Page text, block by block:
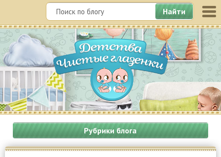
Рубрики блога
Найти